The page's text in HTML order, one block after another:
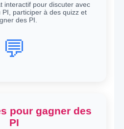
interactif pour discuter avec
participer à des quizz et
des PI.
💬
pour gagner des
PI